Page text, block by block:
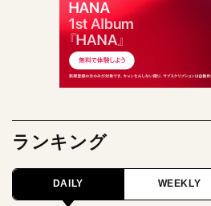
ランキング
DAILY WEEKLY